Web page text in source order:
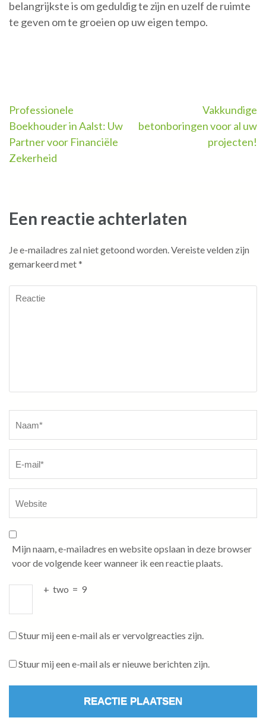
belangrijkste is om geduldig te zijn en uzelf de ruimte
te geven om te groeien op uw eigen tempo.
Berichtnavigatie
Professionele
Boekhouder in Aalst: Uw
Partner voor Financiële
Zekerheid
Vakkundige
betonboringen voor al uw
projecten!
Een reactie achterlaten
Je e-mailadres zal niet getoond worden.Vereiste velden zijn
gemarkeerd met*
Mijn naam, e-mailadres en website opslaan in deze browser
voor de volgende keer wanneer ik een reactie plaats.
+ two = 9
Stuur mij een e-mail als er vervolgreacties zijn.
Stuur mij een e-mail als er nieuwe berichten zijn.